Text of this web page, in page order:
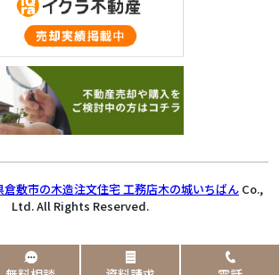
倉敷市の木造注文住宅 工務店木の城いちばん Co.,
Ltd. All Rights Reserved.